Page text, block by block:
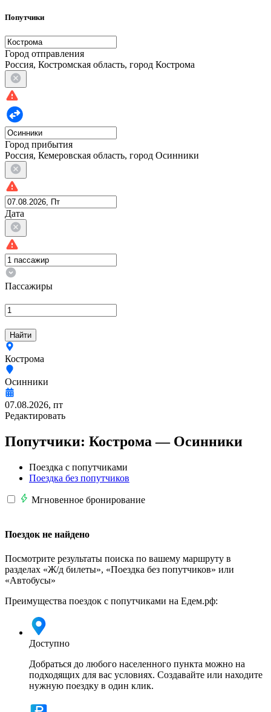
Попутчики
Город отправления
Россия, Костромская область, город Кострома
Город прибытия
Россия, Кемеровская область, город Осинники
Дата
Пассажиры
Найти
Кострома
Осинники
07.08.2026, пт
Редактировать
Попутчики: Кострома — Осинники
Поездка с попутчиками
Поездка без попутчиков
Мгновенное бронирование
Поездок не найдено
Посмотрите результаты поиска по вашему маршруту в
разделах «Ж/д билеты», «Поездка без попутчиков» или
«Автобусы»
Преимущества поездок с попутчиками на Едем.рф:
Доступно
Добраться до любого населенного пункта можно на
подходящих для вас условиях. Создавайте или находите
нужную поездку в один клик.